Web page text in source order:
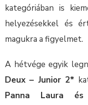
kategóriában is
helyezésekkel és
magukra a figyelmet.
A hétvége egyik
Deux – Junior 2*
Panna Laura és